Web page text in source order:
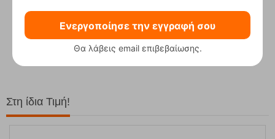
Compact Ocean Blue Τηλεσκοπικά Μπατόν Πεζ...
62,50 €
Στη ίδια Τιμή!
Ενεργοποίησε την εγγραφή σου
Θα λάβεις email επιβεβαίωσης.